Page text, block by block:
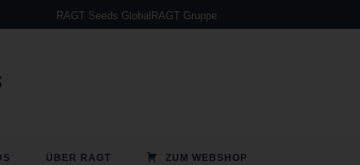
RAGT Seeds Global RAGT Gruppe
ÜBER RAGT ZUM WEBSHOP